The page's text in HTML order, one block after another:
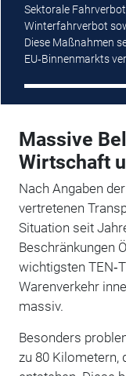
Sektorale
Winterfahrverbot
Diese Maßnahmen
EU‑Binnenmarkts
Massive
Wirtschaft
Nach Angaben
vertretenen
Situation seit
Beschränkungen
wichtigsten
Warenverkehr
massiv.
Besonders
zu 80 Kilometern,